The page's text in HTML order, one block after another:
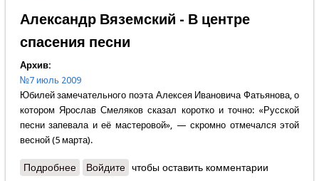
Александр Вяземский - В центре
спасения песни
Архив:
№7 июль 2009
Юбилей замечательного поэта Алексея Ивановича Фатьянова, о
котором Ярослав Смеляков сказал коротко и точно: «Русской
песни запевала и её мастеровой», — скромно отмечался этой
весной (5 марта).
Подробнеео Александр Вяземский - В центре спасения песни
Войдите чтобы оставить комментарии